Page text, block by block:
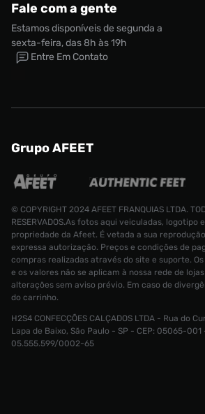
Fale com a gente
Estamos disponíveis de segunda a
sexta-feira, das 8h às 19h
Entre Em Contato
Grupo AFEET
© COPYRIGHT 2024 AFEET FRANQUIAS LTDA.
RESERVADOS.As fotos aqui veiculadas, logotipo
propriedade da Afeet. É vetada a sua
expressa autorização. Preços e condições de
compras realizadas através do site e suporte.
e os valores não se aplicam à nossa rede de
alterações sem aviso prévio. Em caso de
do carrinho.
H2S4 CONFECÇÕES CALÇADOS LTDA - Rua do
Lapa de Baixo, São Paulo - SP - CEP: 05065-001
05.555.599/0002-65